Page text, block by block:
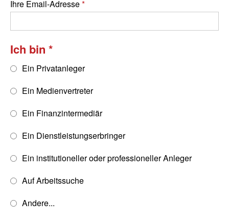
Ihre Email-Adresse
Ich bin
Ein Privatanleger
Ein Medienvertreter
Ein Finanzintermediär
Ein Dienstleistungserbringer
Ein institutioneller oder professioneller Anleger
Auf Arbeitssuche
Andere...